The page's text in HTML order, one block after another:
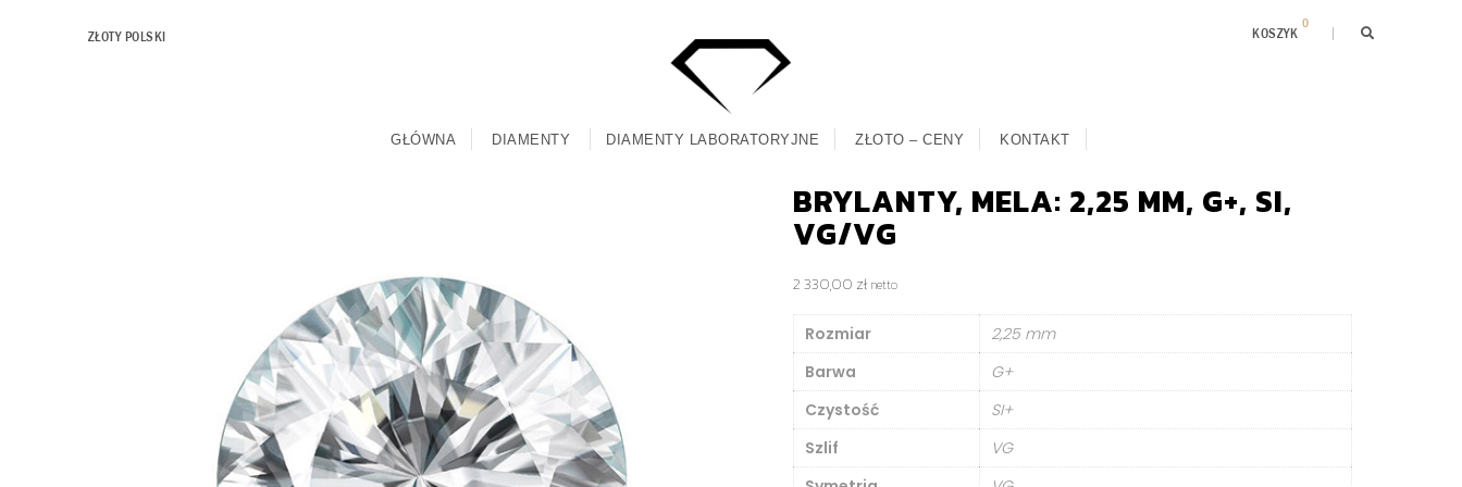
ZŁOTY POLSKI KOSZYK
0
GŁÓWNA DIAMENTY DIAMENTY LABORATORYJNE ZŁOTO – CENY KONTAKT
BRYLANTY, MELA: 2,25 MM, G+, SI,
VG/VG
2 330,00 zł netto
Rozmiar
2,25 mm
Barwa
G+
Czystość
SI+
Szlif
VG